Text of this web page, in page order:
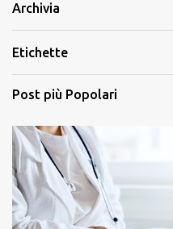
Archivia
Etichette
Post più Popolari